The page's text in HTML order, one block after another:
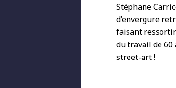
Stéphane
d’envergure
faisant
du travail de 60
street-art !